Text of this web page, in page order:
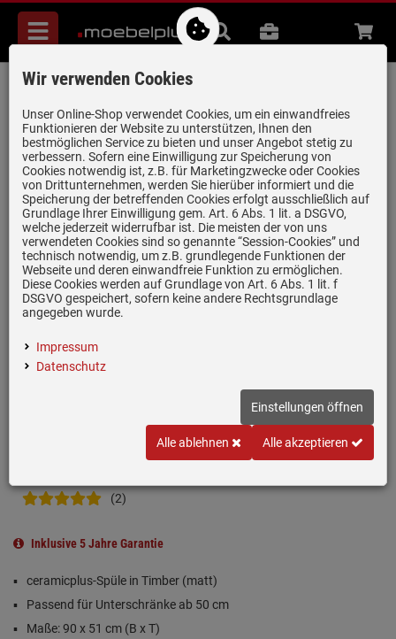
Menü
Suche
B2B Beratung
Villeroy & Boch Timeline 50 Timber -
3307 02 TR Keramikspüle
Exzenterbetätigung
Artikel-Nummer:19943627 | Herstellernummer:330702TR |
EAN:4051202338589
(2)
Inklusive 5 Jahre Garantie
ceramicplus-Spüle in Timber (matt)
Passend für Unterschränke ab 50 cm
Maße: 90 x 51 cm (B x T)
Wir verwenden Cookies
Unser Online-Shop verwendet Cookies, um ein einwandfreies
Funktionieren der Website zu unterstützen, Ihnen den
bestmöglichen Service zu bieten und unser Angebot stetig zu
verbessern. Sofern eine Einwilligung zur Speicherung von
Cookies notwendig ist, z.B. für Marketingzwecke oder Cookies
von Drittunternehmen, werden Sie hierüber informiert und die
Speicherung der betreffenden Cookies erfolgt ausschließlich auf
Grundlage Ihrer Einwilligung gem. Art. 6 Abs. 1 lit. a DSGVO,
welche jederzeit widerrufbar ist. Die meisten der von uns
verwendeten Cookies sind so genannte “Session-Cookies” und
technisch notwendig, um z.B. grundlegende Funktionen der
Webseite und deren einwandfreie Funktion zu ermöglichen.
Diese Cookies werden auf Grundlage von Art. 6 Abs. 1 lit. f
DSGVO gespeichert, sofern keine andere Rechtsgrundlage
angegeben wurde.
Impressum
Datenschutz
Einstellungen öffnen
Alle ablehnen Alle akzeptieren